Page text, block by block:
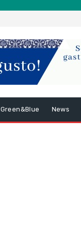
Green&Blue News